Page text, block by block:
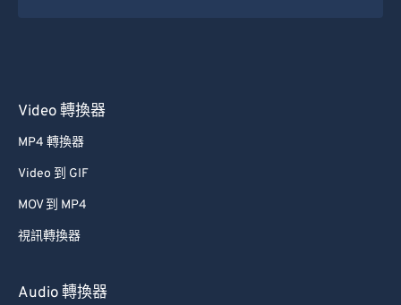
Video 轉換器
MP4 轉換器
Video 到 GIF
MOV 到 MP4
視訊轉換器
Audio 轉換器